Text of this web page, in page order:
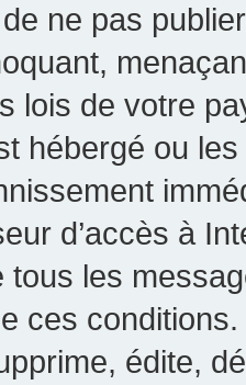
ne pas
lois de votre
hébergé ou
d’accès à
tous les
ces
édite,